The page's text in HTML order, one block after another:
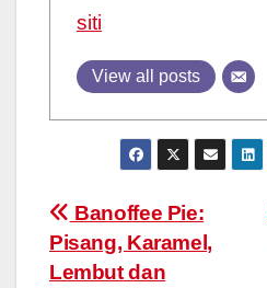
siti
View all posts
Post
navigation
Banoffee Pie:
Pisang, Karamel,
Lembut dan